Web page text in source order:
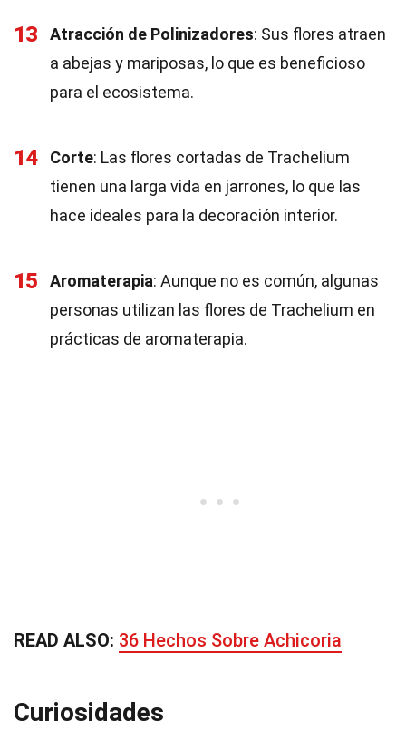
13 Atracción de Polinizadores: Sus flores atraen
a abejas y mariposas, lo que es beneficioso
para el ecosistema.
14 Corte: Las flores cortadas de Trachelium
tienen una larga vida en jarrones, lo que las
hace ideales para la decoración interior.
15 Aromaterapia: Aunque no es común, algunas
personas utilizan las flores de Trachelium en
prácticas de aromaterapia.
READ ALSO: 36 Hechos Sobre Achicoria
Curiosidades